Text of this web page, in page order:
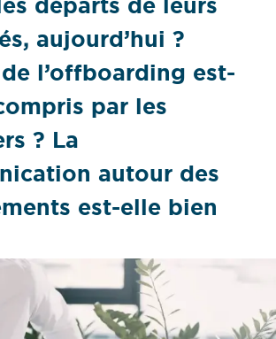
aujourd’hui ?
de l’offboarding est-
par les
? La
autour des
est-elle bien